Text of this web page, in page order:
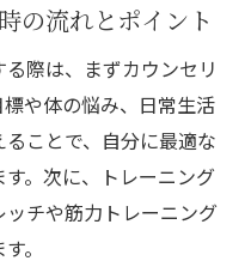
くサポート内容
る個別トレーニング
を支えるパーソナル
指導で理想の身体へ
の流れとポイント
際は、まずカウンセリ
や体の悩み、日常生活
ことで、自分に最適な
。次に、トレーニング
チや筋力トレーニング
。